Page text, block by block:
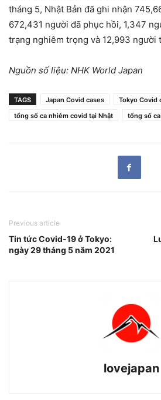
tháng 5, Nhật Bản đã ghi nhận
672,431 người đã phục hồi, 1,347
trạng nghiêm trọng và 12,993 người
Nguồn số liệu: NHK World Japan
TAGS Japan Covid cases
Tokyo Covid
tổng số ca nhiễm covid tại Nhật
tổng số
Previous article
Tin tức Covid-19 ở Tokyo:
ngày 29 tháng 5 năm 2021
lovejapan